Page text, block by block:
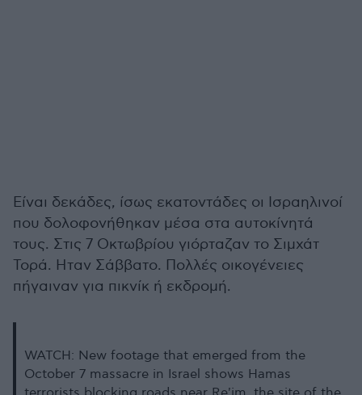
Είναι δεκάδες, ίσως εκατοντάδες οι Ισραηλινοί
που δολοφονήθηκαν μέσα στα αυτοκίνητά
τους. Στις 7 Οκτωβρίου γιόρταζαν το Σιμχάτ
Τορά. Ηταν Σάββατο. Πολλές οικογένειες
πήγαιναν για πικνίκ ή εκδρομή.
WATCH: New footage that emerged from the
October 7 massacre in Israel shows Hamas